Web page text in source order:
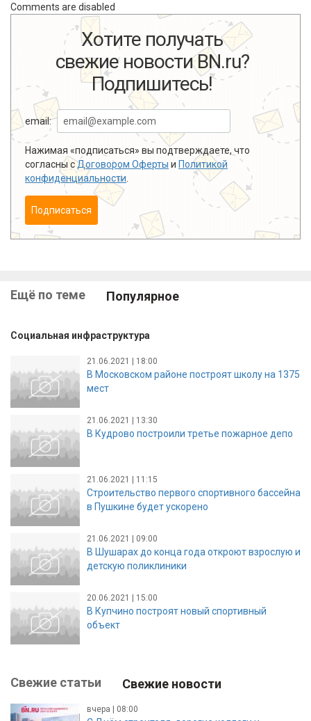
Comments are disabled
Хотите получать
свежие новости BN.ru?
Подпишитесь!
email:
Нажимая «подписаться» вы подтверждаете, что
согласны сДоговором Оферты и Политикой
конфиденциальности
Подписаться
Ещё по теме Популярное
Социальная инфраструктура
21.06.2021 | 18:00
В Московском районе построят школу на 1375
мест
21.06.2021 | 13:30
В Кудрово построили третье пожарное депо
21.06.2021 | 11:15
Строительство первого спортивного бассейна
в Пушкине будет ускорено
21.06.2021 | 09:00
В Шушарах до конца года откроют взрослую и
детскую поликлиники
20.06.2021 | 15:00
В Купчино построят новый спортивный
объект
Свежие статьи Свежие новости
вчера | 08:00